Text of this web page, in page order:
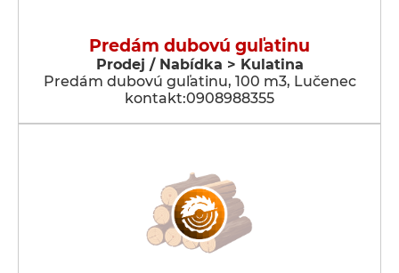
Predám dubovú guľatinu
Prodej / Nabídka > Kulatina
Predám dubovú guľatinu, 100 m3, Lučenec
kontakt:0908988355